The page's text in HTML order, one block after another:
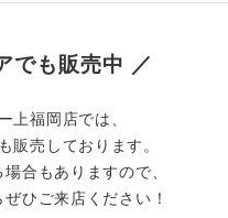
でも販売中 ／
上福岡店では、
販売しております。
合もありますので、
ひご来店ください！